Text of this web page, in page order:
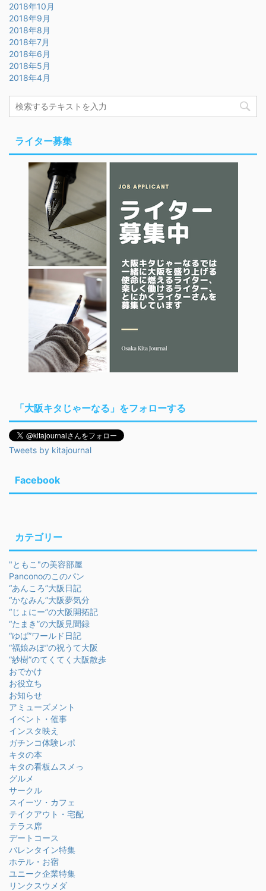
2018年10月
2018年9月
2018年8月
2018年7月
2018年6月
2018年5月
2018年4月
ライター募集
「大阪キタじゃーなる」をフォローする
Tweets by kitajournal
Facebook
カテゴリー
"ともこ"の美容部屋
Panconoのこのパン
“あんころ”大阪日記
“かなみん”大阪夢気分
“じょにー”の大阪開拓記
“たまき”の大阪見聞録
“ゆば”ワールド日記
“福娘みぽ”の祝うて大阪
“紗樹”のてくてく大阪散歩
おでかけ
お役立ち
お知らせ
アミューズメント
イベント・催事
インスタ映え
ガチンコ体験レポ
キタの本
キタの看板ムスメっ
グルメ
サークル
スイーツ・カフェ
テイクアウト・宅配
テラス席
デートコース
バレンタイン特集
ホテル・お宿
ユニーク企業特集
リンクスウメダ